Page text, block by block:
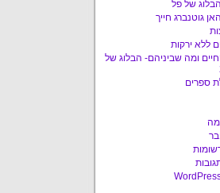
של פל
גוטנברג חייך
ללא ירקות
ומה שביניהם- הבלוג של
ספרים